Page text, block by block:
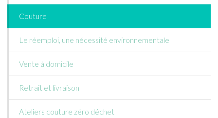
Couture
Le réemploi, une nécessité environnementale
Vente à domicile
Retrait et livraison
Ateliers couture zéro déchet